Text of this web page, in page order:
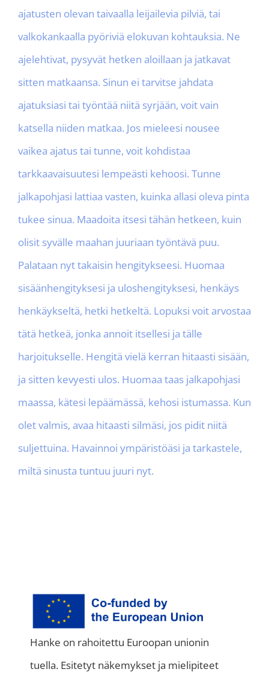
ajatusten olevan taivaalla leijailevia pilviä, tai
valkokankaalla pyöriviä elokuvan kohtauksia. Ne
ajelehtivat, pysyvät hetken aloillaan ja jatkavat
sitten matkaansa. Sinun ei tarvitse jahdata
ajatuksiasi tai työntää niitä syrjään, voit vain
katsella niiden matkaa. Jos mieleesi nousee
vaikea ajatus tai tunne, voit kohdistaa
tarkkaavaisuutesi lempeästi kehoosi. Tunne
jalkapohjasi lattiaa vasten, kuinka allasi oleva pinta
tukee sinua. Maadoita itsesi tähän hetkeen, kuin
olisit syvälle maahan juuriaan työntävä puu.
Palataan nyt takaisin hengitykseesi. Huomaa
sisäänhengityksesi ja uloshengityksesi, henkäys
henkäykseltä, hetki hetkeltä. Lopuksi voit arvostaa
tätä hetkeä, jonka annoit itsellesi ja tälle
harjoitukselle. Hengitä vielä kerran hitaasti sisään,
ja sitten kevyesti ulos. Huomaa taas jalkapohjasi
maassa, kätesi lepäämässä, kehosi istumassa. Kun
olet valmis, avaa hitaasti silmäsi, jos pidit niitä
suljettuina. Havainnoi ympäristöäsi ja tarkastele,
miltä sinusta tuntuu juuri nyt.
Hanke on rahoitettu Euroopan unionin
tuella. Esitetyt näkemykset ja mielipiteet